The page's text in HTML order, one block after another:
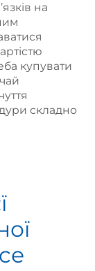
на
купувати
складно